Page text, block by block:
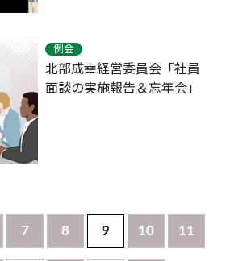
例会
北部成幸経営委員会「社員
面談の実施報告＆忘年会」
7 8 9 10 11